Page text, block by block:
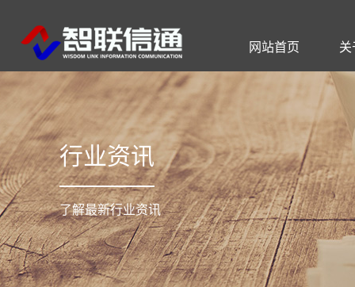
网站首页 关
行业资讯
了解最新行业资讯